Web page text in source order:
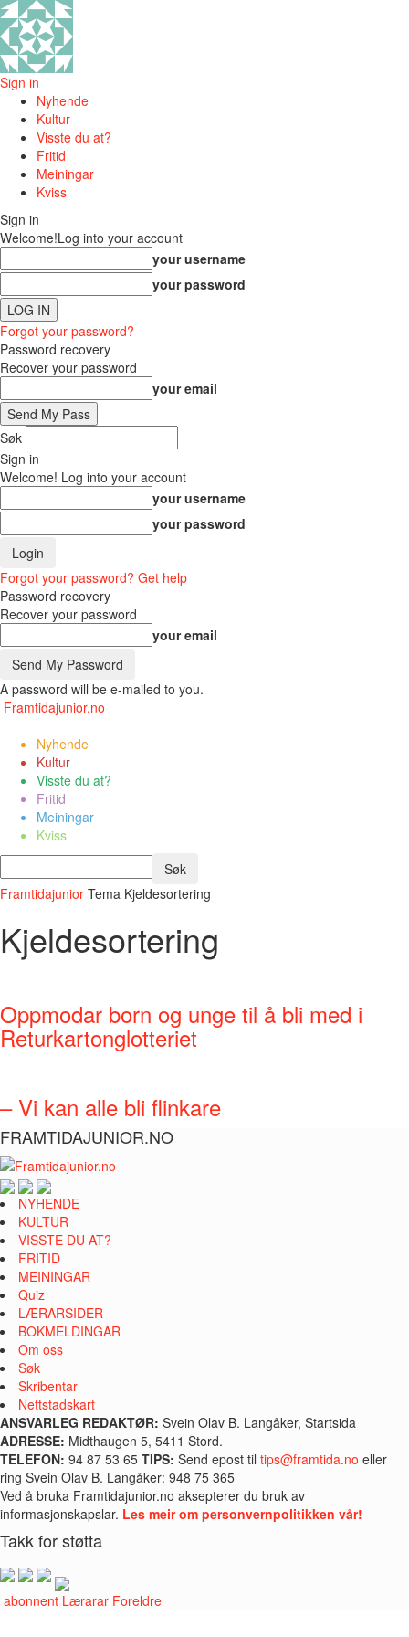
Sign in
Nyhende
Kultur
Visste du at?
Fritid
Meiningar
Kviss
Sign in
Welcome!Log into your account
your username
your password
Forgot your password?
Password recovery
Recover your password
your email
Søk
Sign in
Welcome! Log into your account
your username
your password
Forgot your password? Get help
Password recovery
Recover your password
your email
A password will be e-mailed to you.
Framtidajunior.no
Nyhende
Kultur
Visste du at?
Fritid
Meiningar
Kviss
Framtidajunior Tema Kjeldesortering
Kjeldesortering
Oppmodar born og unge til å bli med i
Returkartonglotteriet
– Vi kan alle bli flinkare
FRAMTIDAJUNIOR.NO
NYHENDE
KULTUR
VISSTE DU AT?
FRITID
MEININGAR
Quiz
LÆRARSIDER
BOKMELDINGAR
Om oss
Søk
Skribentar
Nettstadskart
ANSVARLEG REDAKTØR: Svein Olav B. Langåker, Startsida
ADRESSE: Midthaugen 5, 5411 Stord.
TELEFON: 94 87 53 65 TIPS: Send epost til tips@framtida.no eller
ring Svein Olav B. Langåker: 948 75 365
Ved å bruka Framtidajunior.no aksepterer du bruk av
informasjonskapslar. Les meir om personvernpolitikken vår!
Takk for støtta
abonnent Lærarar Foreldre